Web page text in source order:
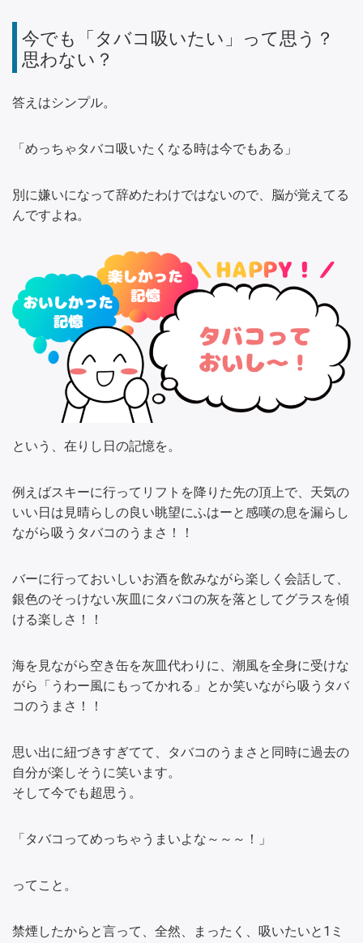
今でも「タバコ吸いたい」って思う？
思わない？
答えはシンプル。
「めっちゃタバコ吸いたくなる時は今でもある」
別に嫌いになって辞めたわけではないので、脳が覚えてる
んですよね。
という、在りし日の記憶を。
例えばスキーに行ってリフトを降りた先の頂上で、天気の
いい日は見晴らしの良い眺望にふはーと感嘆の息を漏らし
ながら吸うタバコのうまさ！！
バーに行っておいしいお酒を飲みながら楽しく会話して、
銀色のそっけない灰皿にタバコの灰を落としてグラスを傾
ける楽しさ！！
海を見ながら空き缶を灰皿代わりに、潮風を全身に受けな
がら「うわー風にもってかれる」とか笑いながら吸うタバ
コのうまさ！！
思い出に紐づきすぎてて、タバコのうまさと同時に過去の
自分が楽しそうに笑います。
そして今でも超思う。
「タバコってめっちゃうまいよな～～～！」
ってこと。
禁煙したからと言って、全然、まったく、吸いたいと1ミ